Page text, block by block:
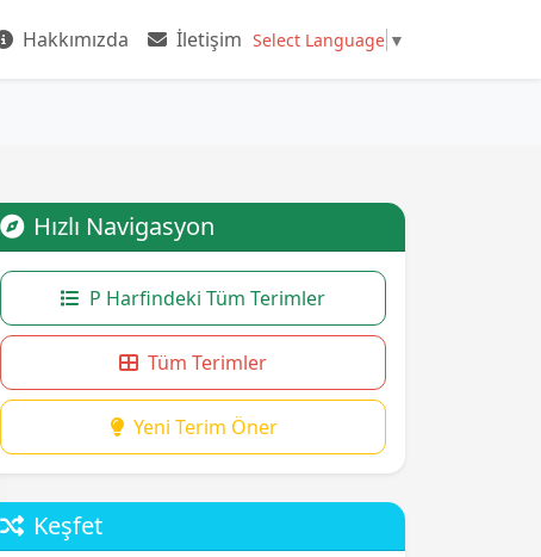
Hakkımızda İletişim Select Language ▼
Hızlı Navigasyon
P Harfindeki Tüm Terimler
Tüm Terimler
Yeni Terim Öner
Keşfet